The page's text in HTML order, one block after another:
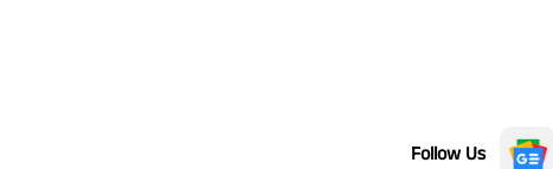
Follow Us